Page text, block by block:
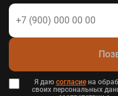
Я даю согласиена
своих персональных